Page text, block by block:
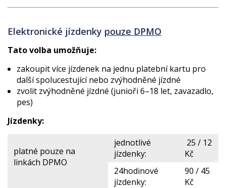
Elektronické jízdenky pouze DPMO
Tato volba umožňuje:
zakoupit více jízdenek na jednu platební kartu pro
další spolucestující nebo zvýhodněné jízdné
zvolit zvýhodněné jízdné (junioři 6–18 let, zavazadlo,
pes)
Jízdenky:
platné pouze na
linkách DPMO
jednotlivé
jízdenky:
25 / 12
Kč
24hodinové
jízdenky:
90 / 45
Kč